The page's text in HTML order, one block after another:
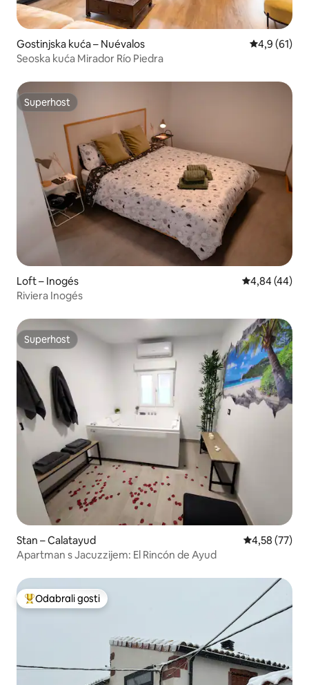
Gostinjska kuća – Nuévalos Prosječna
4,9 (61)
Seoska kuća Mirador Río Piedra
Superhost
Superhost
Loft – Inogés Prosječna
4,84 (44)
Riviera Inogés
Superhost
Superhost
Stan – Calatayud Prosječna
4,58 (77)
Apartman s Jacuzzijem: El Rincón de Ayud
Među najviše rangiranima s oznakom „Odabrali gosti”
Odabrali gosti